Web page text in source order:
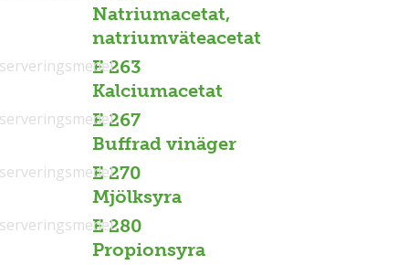
Natriumacetat,
natriumväteacetat
E 263
Kalciumacetat
E 267
Buffrad vinäger
E 270
Mjölksyra
E 280
Propionsyra